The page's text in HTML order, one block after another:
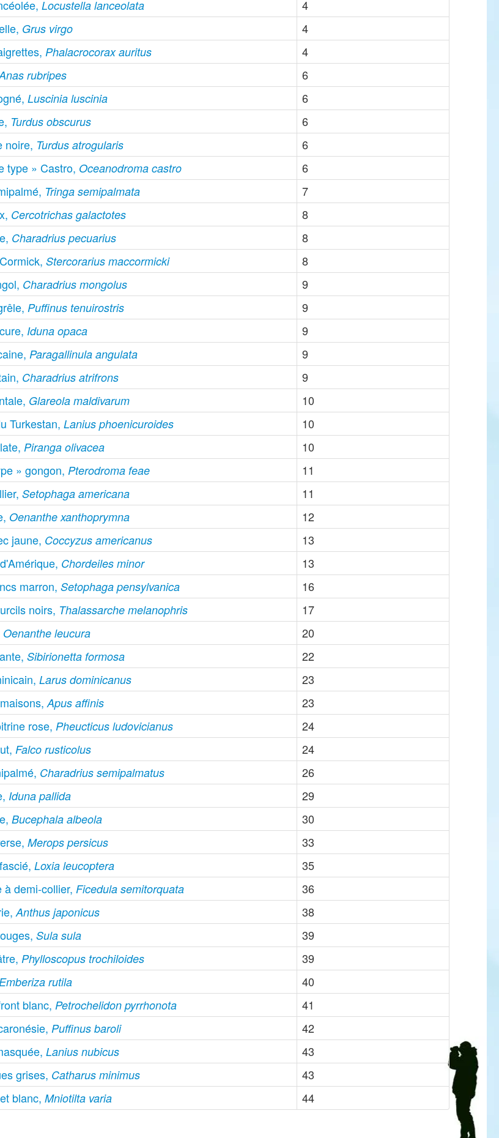
Locustella lanceolata
4
Grus virgo
4
Phalacrocorax auritus
4
rubripes
6
Luscinia luscinia
6
Turdus obscurus
6
noire, Turdus atrogularis
6
type » Castro, Oceanodroma castro
6
Tringa semipalmata
7
Cercotrichas galactotes
8
Charadrius pecuarius
8
Stercorarius maccormicki
8
Charadrius mongolus
9
Puffinus tenuirostris
9
Iduna opaca
9
Paragallinula angulata
9
Charadrius atrifrons
9
Glareola maldivarum
10
Turkestan,Lanius phoenicuroides
10
Piranga olivacea
10
» gongon, Pterodroma feae
11
Setophaga americana
11
Oenanthe xanthoprymna
12
jaune, Coccyzus americanus
13
Chordeiles minor
13
marron,Setophaga pensylvanica
16
noirs, Thalassarche melanophris
17
Oenanthe leucura
20
Sibirionetta formosa
22
Larus dominicanus
23
Apus affinis
23
rose, Pheucticus ludovicianus
24
Falco rusticolus
24
Charadrius semipalmatus
26
Iduna pallida
29
Bucephala albeola
30
Merops persicus
33
Loxia leucoptera
35
à demi-collier, Ficedula semitorquata
36
Anthus japonicus
38
Sula sula
39
Phylloscopus trochiloides
39
rutila
40
blanc, Petrochelidon pyrrhonota
41
Puffinus baroli
42
Lanius nubicus
43
grises, Catharus minimus
43
blanc,Mniotilta varia 44